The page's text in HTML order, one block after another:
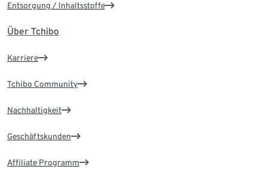
Entsorgung / Inhaltsstoffe
Über Tchibo
Karriere
Tchibo Community
Nachhaltigkeit
Geschäftskunden
Affiliate Programm